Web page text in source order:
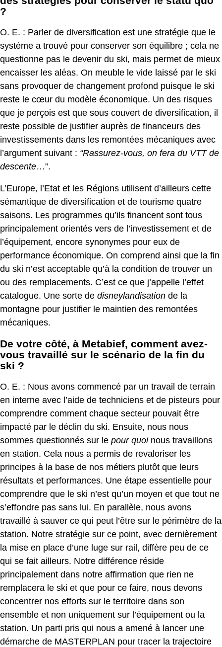
?
O. E. : Parler de diversification est une stratégie que le
système a trouvé pour conserver son équilibre ; cela ne
questionne pas le devenir du ski, mais permet de mieux
encaisser les aléas. On meuble le vide laissé par le ski
sans provoquer de changement profond puisque le ski
reste le cœur du modèle économique. Un des risques
que je perçois est que sous couvert de diversification, il
reste possible de justifier auprès de financeurs des
investissements dans les remontées mécaniques avec
l’argument suivant : “Rassurez-vous, on fera du VTT de
descente…”.
L’Europe, l’Etat et les Régions utilisent d’ailleurs cette
sémantique de diversification et de tourisme quatre
saisons. Les programmes qu’ils financent sont tous
principalement orientés vers de l’investissement et de
l’équipement, encore synonymes pour eux de
performance économique. On comprend ainsi que la fin
du ski n’est acceptable qu’à la condition de trouver un
ou des remplacements. C’est ce que j’appelle l’effet
catalogue. Une sorte de disneylandisation de la
montagne pour justifier le maintien des remontées
mécaniques.
De votre côté, à Metabief, comment avez-
vous travaillé sur le scénario de la fin du
ski ?
O. E. : Nous avons commencé par un travail de terrain
en interne avec l’aide de techniciens et de pisteurs pour
comprendre comment chaque secteur pouvait être
impacté par le déclin du ski. Ensuite, nous nous
sommes questionnés sur le pour quoi nous travaillons
en station. Cela nous a permis de revaloriser les
principes à la base de nos métiers plutôt que leurs
résultats et performances. Une étape essentielle pour
comprendre que le ski n’est qu’un moyen et que tout ne
s’effondre pas sans lui. En parallèle, nous avons
travaillé à sauver ce qui peut l’être sur le périmètre de la
station. Notre stratégie sur ce point, avec dernièrement
la mise en place d’une luge sur rail, diffère peu de ce
qui se fait ailleurs. Notre différence réside
principalement dans notre affirmation que rien ne
remplacera le ski et que pour ce faire, nous devons
concentrer nos efforts sur le territoire dans son
ensemble et non uniquement sur l’équipement ou la
station. Un parti pris qui nous a amené à lancer une
démarche de MASTERPLAN pour tracer la trajectoire